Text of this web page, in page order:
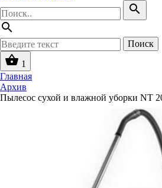
search
search
Поиск
shopping_basket 1
Главная
Архив
Пылесос сухой и влажной уборки NT